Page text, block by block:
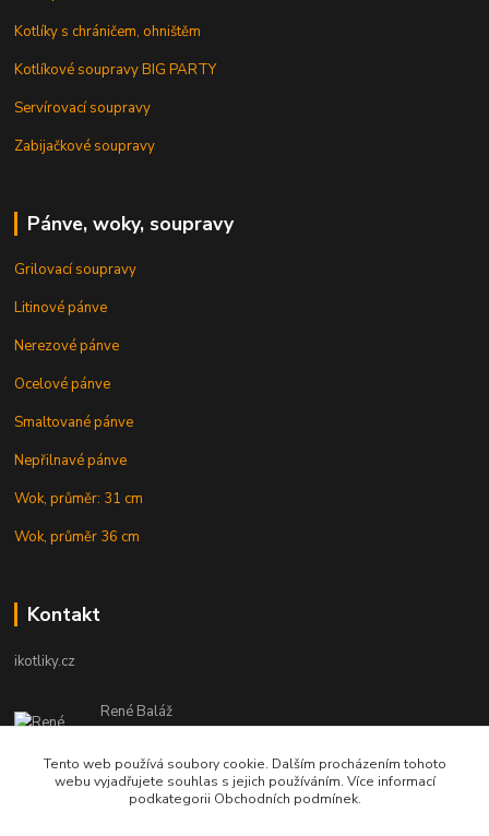
Kotlíky s chráničem, ohništěm
Kotlíkové soupravy BIG PARTY
Servírovací soupravy
Zabijačkové soupravy
Pánve, woky, soupravy
Grilovací soupravy
Litinové pánve
Nerezové pánve
Ocelové pánve
Smaltované pánve
Nepřilnavé pánve
Wok, průměr: 31 cm
Wok, průměr 36 cm
Kontakt
ikotliky.cz
René Baláž
Eshop: +421 902 212 007
od 8:00 - do 16:00 hod
info@ikotliky.cz
Tento web používá soubory cookie. Dalším procházením tohoto
webu vyjadřujete souhlas s jejich používáním. Více informací
podkategorii Obchodních podmínek.